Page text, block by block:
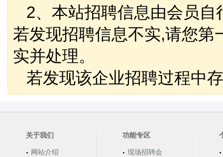
2、本站招聘信息由会员自
若发现招聘信息不实,请您第
实并处理。
若发现该企业招聘过程中
关于我们
网站介绍
功能专区
现场招聘会